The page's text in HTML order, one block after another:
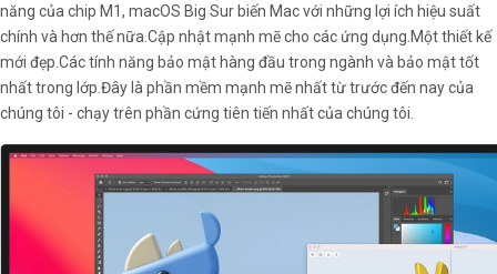
năng của chip M1, macOS Big Sur biến Mac với những lợi ích hiệu suất
chính và hơn thế nữa.Cập nhật mạnh mẽ cho các ứng dụng.Một thiết kế
mới đẹp.Các tính năng bảo mật hàng đầu trong ngành và bảo mật tốt
nhất trong lớp.Đây là phần mềm mạnh mẽ nhất từ trước đến nay của
chúng tôi - chạy trên phần cứng tiên tiến nhất của chúng tôi.